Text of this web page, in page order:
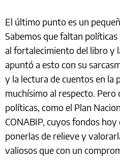
El último punto es un
Sabemos que faltan
al fortalecimiento del libro y
apuntó a esto con su
y la lectura de cuentos en la
muchísimo al respecto.
políticas, como el Plan
CONABIP, cuyos fondos
ponerlas de relieve y
valiosos que con un